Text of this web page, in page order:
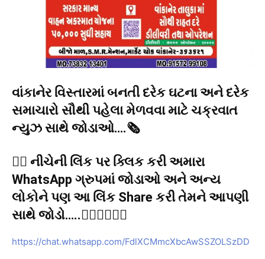
વાંકાનેર વિસ્તારમાં બનતી દરેક ઘટના અને દરેક
સમાચારો સૌથી પહેલા મેળવવા માટે ચક્રવાત
ન્યુઝ સાથે જોડાઓ….🗞️
👉🏻 નીચેની લિંક પર ક્લિક કરી અમારા
WhatsApp ગ્રુપમાં જોડાઓ અને અન્ય
લોકોને પણ આ લિંક Share કરી તેમને આપણી
સાથે જોડો…..👇🏻👇🏻👇🏻
https://chat.whatsapp.com/FdlXCMmcXbcAwSSZOLSzDD